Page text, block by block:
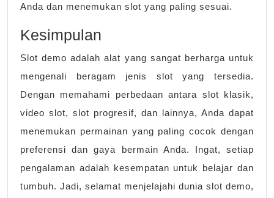
Anda dan menemukan slot yang paling sesuai.
Kesimpulan
Slot demo adalah alat yang sangat berharga untuk
mengenali beragam jenis slot yang tersedia.
Dengan memahami perbedaan antara slot klasik,
video slot, slot progresif, dan lainnya, Anda dapat
menemukan permainan yang paling cocok dengan
preferensi dan gaya bermain Anda. Ingat, setiap
pengalaman adalah kesempatan untuk belajar dan
tumbuh. Jadi, selamat menjelajahi dunia slot demo,